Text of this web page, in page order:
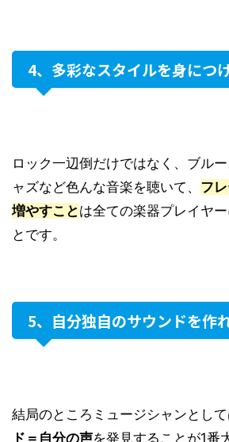
4、多彩なスタイルを身につ
ロック一辺倒だけではなく、ブル
ャズなど色んな音楽を聴いて、 フ
増やすことは全ての楽器プレイヤ
とです。
5、自分独自のサウンドを作
結局のところミュージシャンとして
ド＝自分の声を発見することが1番